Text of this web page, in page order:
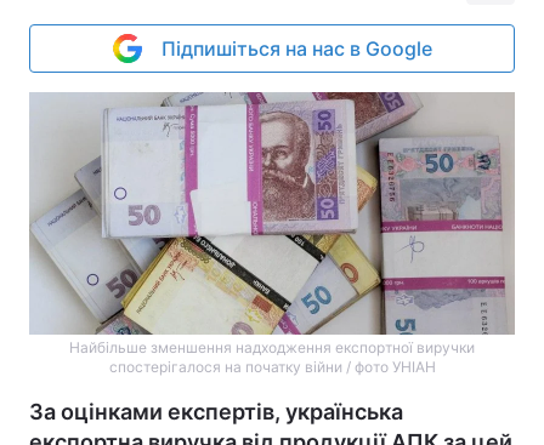
Підпишіться на нас в Google
Найбільше зменшення надходження експортної виручки
спостерігалося на початку війни / фото УНІАН
За оцінками експертів, українська